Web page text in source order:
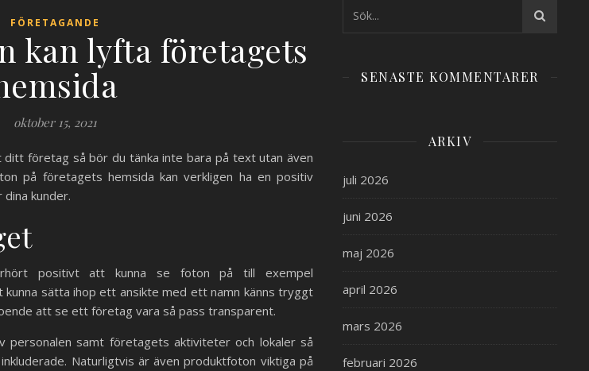
FÖRETAGANDE
kan lyfta företagets
oktober 15, 2021
ditt företag så bör du tänka inte bara på text utan även
på företagets hemsida kan verkligen ha en positiv
kunder.
positivt att kunna se foton på till exempel
kunna sätta ihop ett ansikte med ett namn känns tryggt
att se ett företag vara så pass transparent.
samt företagets aktiviteter och lokaler så
Naturligtvis är även produktfoton viktiga på
SENASTE KOMMENTARER
ARKIV
juli 2026
juni 2026
maj 2026
april 2026
mars 2026
februari 2026